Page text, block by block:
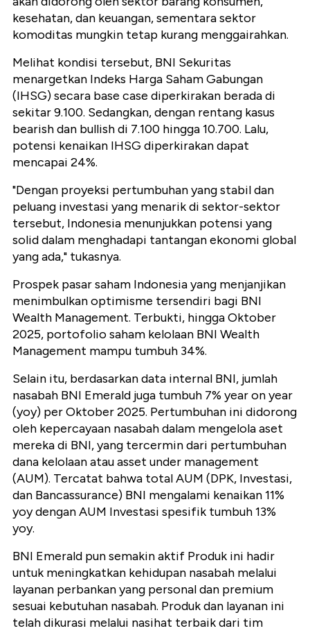
kesehatan, dan keuangan, sementara sektor
komoditas mungkin tetap kurang menggairahkan.
Melihat kondisi tersebut, BNI Sekuritas
menargetkan Indeks Harga Saham Gabungan
(IHSG) secara base case diperkirakan berada di
sekitar 9.100. Sedangkan, dengan rentang kasus
bearish dan bullish di 7.100 hingga 10.700. Lalu,
potensi kenaikan IHSG diperkirakan dapat
mencapai 24%.
"Dengan proyeksi pertumbuhan yang stabil dan
peluang investasi yang menarik di sektor-sektor
tersebut, Indonesia menunjukkan potensi yang
solid dalam menghadapi tantangan ekonomi global
yang ada," tukasnya.
Prospek pasar saham Indonesia yang menjanjikan
menimbulkan optimisme tersendiri bagi BNI
Wealth Management. Terbukti, hingga Oktober
2025, portofolio saham kelolaan BNI Wealth
Management mampu tumbuh 34%.
Selain itu, berdasarkan data internal BNI, jumlah
nasabah BNI Emerald juga tumbuh 7% year on year
(yoy) per Oktober 2025. Pertumbuhan ini didorong
oleh kepercayaan nasabah dalam mengelola aset
mereka di BNI, yang tercermin dari pertumbuhan
dana kelolaan atau asset under management
(AUM). Tercatat bahwa total AUM (DPK, Investasi,
dan Bancassurance) BNI mengalami kenaikan 11%
yoy dengan AUM Investasi spesifik tumbuh 13%
yoy.
BNI Emerald pun semakin aktif Produk ini hadir
untuk meningkatkan kehidupan nasabah melalui
layanan perbankan yang personal dan premium
sesuai kebutuhan nasabah. Produk dan layanan ini
telah dikurasi melalui nasihat terbaik dari tim